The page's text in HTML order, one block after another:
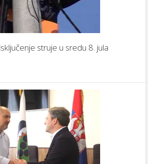
struje u sredu 8. jula